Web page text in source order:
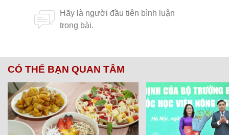
CÓ THỂ BẠN QUAN TÂM